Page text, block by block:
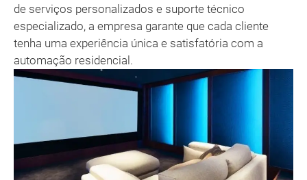
de serviços personalizados e suporte técnico
especializado, a empresa garante que cada cliente
tenha uma experiência única e satisfatória com a
automação residencial.